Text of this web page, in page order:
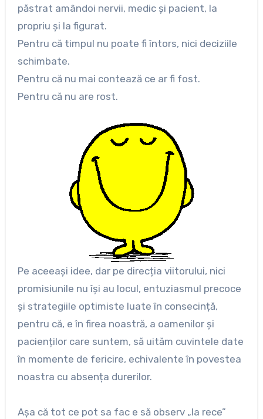
păstrat amândoi nervii, medic și pacient, la
propriu și la figurat.
Pentru că timpul nu poate fi întors, nici deciziile
schimbate.
Pentru că nu mai contează ce ar fi fost.
Pentru că nu are rost.
Pe aceeași idee, dar pe direcția viitorului, nici
promisiunile nu își au locul, entuziasmul precoce
și strategiile optimiste luate în consecință,
pentru că, e în firea noastră, a oamenilor și
pacienților care suntem, să uităm cuvintele date
în momente de fericire, echivalente în povestea
noastra cu absența durerilor.
Așa că tot ce pot sa fac e să observ „la rece”